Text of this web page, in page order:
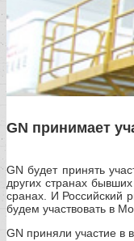
GN принимает
GN будет принять
других странах
сранах. И Российский
будем участвовать в
GN приняли участие в